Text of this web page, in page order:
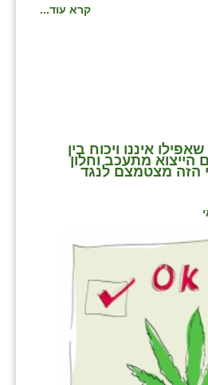
קרא עוד...
איננו ויכוח בין
מתעכב וחלון
הזה מצטמצם לנגד